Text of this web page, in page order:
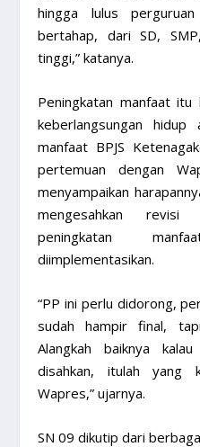
hingga lulus
bertahap, dari SD,
tinggi,” katanya.
Peningkatan manfaat
keberlangsungan
manfaat BPJS
pertemuan dengan
menyampaikan
mengesahkan
peningkatan
diimplementasikan.
“PP ini perlu didorong,
sudah hampir final,
Alangkah baiknya
disahkan, itulah yang
Wapres,” ujarnya.
SN 09 dikutip dari